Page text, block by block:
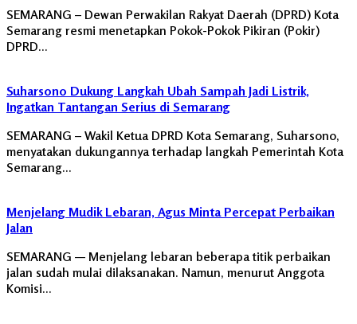
SEMARANG – Dewan Perwakilan Rakyat Daerah (DPRD) Kota
Semarang resmi menetapkan Pokok-Pokok Pikiran (Pokir)
DPRD…
Suharsono Dukung Langkah Ubah Sampah Jadi Listrik,
Ingatkan Tantangan Serius di Semarang
SEMARANG – Wakil Ketua DPRD Kota Semarang, Suharsono,
menyatakan dukungannya terhadap langkah Pemerintah Kota
Semarang…
Menjelang Mudik Lebaran, Agus Minta Percepat Perbaikan
Jalan
SEMARANG — Menjelang lebaran beberapa titik perbaikan
jalan sudah mulai dilaksanakan. Namun, menurut Anggota
Komisi…